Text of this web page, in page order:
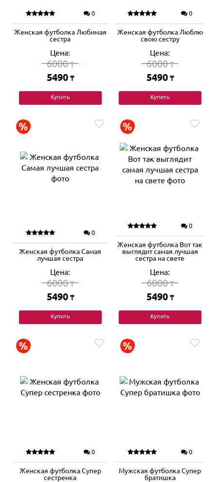
0
Женская футболка Любимая
сестра
Цена:
6000₸
5490 ₸
Купить
0
Женская футболка Люблю
свою сестру
Цена:
6000₸
5490 ₸
Купить
0
Женская футболка Самая
лучшая сестра
Цена:
6000₸
5490 ₸
Купить
0
Женская футболка Вот так
выглядит самая лучшая
сестра на свете
Цена:
6000₸
5490 ₸
Купить
0
Женская футболка Супер
сестренка
0
Мужская футболка Супер
братишка